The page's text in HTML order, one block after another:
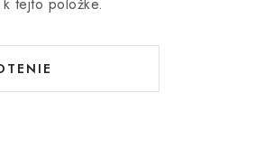
tejto položke.